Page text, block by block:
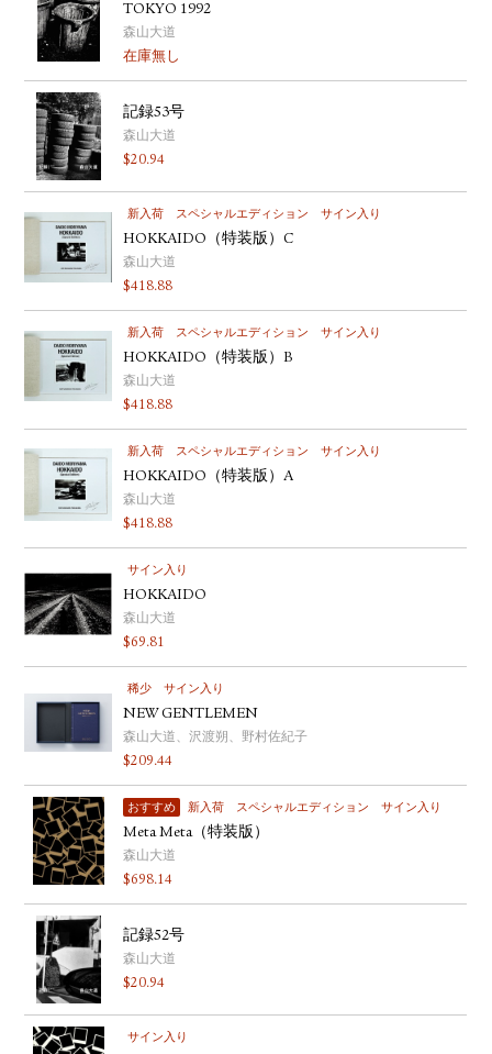
TOKYO 1992
森山大道
在庫無し
記録53号
森山大道
$20.94
新入荷 スペシャルエディション サイン入り
HOKKAIDO（特装版）C
森山大道
$418.88
新入荷 スペシャルエディション サイン入り
HOKKAIDO（特装版）B
森山大道
$418.88
新入荷 スペシャルエディション サイン入り
HOKKAIDO（特装版）A
森山大道
$418.88
サイン入り
HOKKAIDO
森山大道
$69.81
稀少 サイン入り
NEW GENTLEMEN
森山大道、沢渡朔、野村佐紀子
$209.44
おすすめ 新入荷 スペシャルエディション サイン入り
Meta Meta（特装版）
森山大道
$698.14
記録52号
森山大道
$20.94
サイン入り